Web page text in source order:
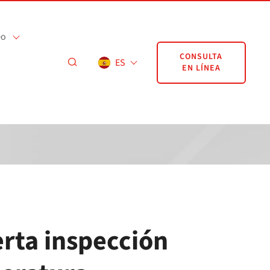
ES
CONSULTA
EN LÍNEA
inspección